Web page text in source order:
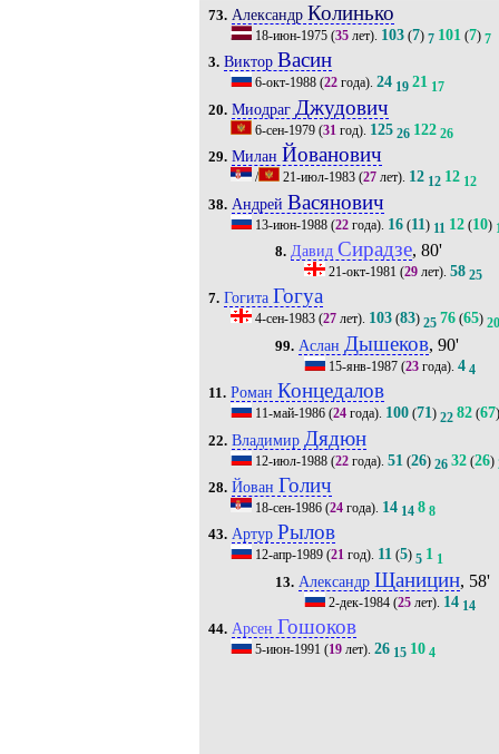
73. Александр Колинько
18-июн-1975(35лет). 103(7) 7 101(7) 7
3. Виктор Васин
6-окт-1988(22года). 24 19 21 17
20. Миодраг Джудович
6-сен-1979(31 год). 125 26 122 26
29. Милан Йованович
/ 21-июл-1983(27лет). 12 12 12 12
38. Андрей Васянович
13-июн-1988(22года). 16(11) 11 12(10)
8. Давид Сирадзе, 80'
21-окт-1981 (29 лет).58 25
7. Гогита Гогуа
4-сен-1983(27лет). 103(83) 25 76(65) 20
99. Аслан Дышеков, 90'
15-янв-1987 (23 года).4 4
11. Роман Концедалов
11-май-1986(24года). 100(71) 22 82(67)
22. Владимир Дядюн
12-июл-1988(22года). 51 (26) 26 32(26)
28. Йован Голич
18-сен-1986(24года). 14 14 8 8
43. Артур Рылов
12-апр-1989(21год). 11(5) 5 1 1
13. Александр Щаницин, 58'
2-дек-1984 (25 лет). 14 14
44. Арсен Гошоков
5-июн-1991 (19лет). 26 15 10 4